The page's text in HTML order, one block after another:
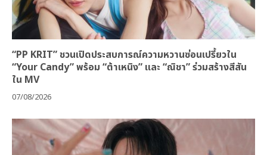
“PP KRIT” ชวนเปิดประสบการณ์ความหวานซ่อนเปรี้ยวใน
“Your Candy” พร้อม “ต้าเหนิง” และ “ณิชา” ร่วมสร้างสีสัน
ใน MV
07/08/2026